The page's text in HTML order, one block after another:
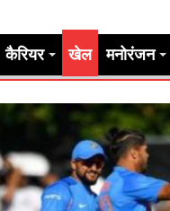
कैरियर खेल मनोरंजन